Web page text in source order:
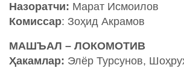
Назоратчи: Марат Исмоилов
Комиссар: Зоҳид Акрамов
МАШЪАЛ – ЛОКОМОТИВ
Ҳакамлар: Элёр Турсунов,